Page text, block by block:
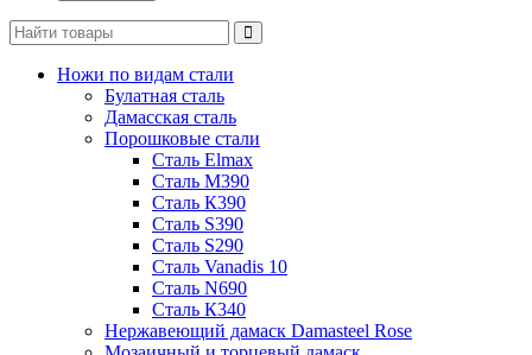
Ножи по видам стали
Булатная сталь
Дамасская сталь
Порошковые стали
Сталь Elmax
Сталь М390
Сталь К390
Сталь S390
Сталь S290
Сталь Vanadis 10
Сталь N690
Сталь К340
Нержавеющий дамаск Damasteel Rose